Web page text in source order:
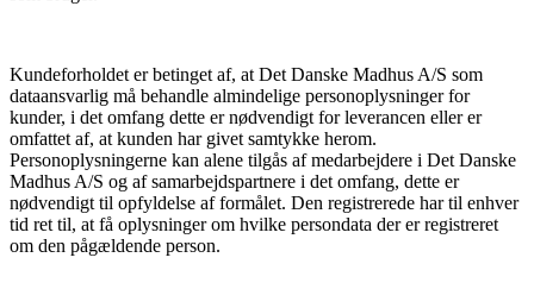
Kundeforholdet er betinget af, at Det Danske Madhus A/S som
dataansvarlig må behandle almindelige personoplysninger for
kunder, i det omfang dette er nødvendigt for leverancen eller er
omfattet af, at kunden har givet samtykke herom.
Personoplysningerne kan alene tilgås af medarbejdere i Det Danske
Madhus A/S og af samarbejdspartnere i det omfang, dette er
nødvendigt til opfyldelse af formålet. Den registrerede har til enhver
tid ret til, at få oplysninger om hvilke persondata der er registreret
om den pågældende person.